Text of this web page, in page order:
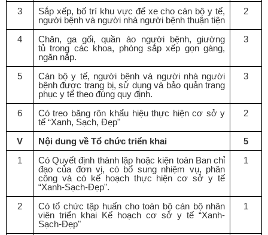
3 Sắp xếp, bố trí khu vực để xe cho cán bộ y tế,
người bệnh và người nhà người bệnh thuận tiện
2
4 Chăn, ga gối, quần áo người bệnh, giường
tủtrong các khoa, phòng sắp xếp gọn gàng,
ngăn nắp.
3
5 Cán bộ y tế, người bệnh và người nhà người
bệnh được trang bị, sử dụng và bảo quản trang
phục y tế theo đúng quy định.
3
6 Có treo băng rôn khẩu hiệu thực hiện cơ sởy
tế “Xanh, Sạch, Đẹp"
2
V Nội dung về Tổ chức triển khai
5
1
Có Quyết định thành lập hoặc kiện toàn Ban chỉ
đạo của đơn vị, có bổ sung nhiệm vụ, phân
công và có kế hoạch thực hiện cơ sở y tế
“Xanh-Sạch-Đẹp".
1
2 Có tổ chức tập huấn cho toàn bộ cán bộ nhân
viên triển khai Kế hoạch cơ sở y tế “Xanh-
Sạch-Đẹp"
1